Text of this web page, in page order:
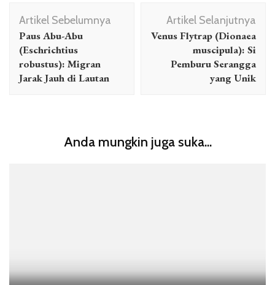
Navigasi
Artikel
Artikel Sebelumnya
Paus Abu-Abu
(Eschrichtius
robustus): Migran
Jarak Jauh di Lautan
Artikel Selanjutnya
Venus Flytrap (Dionaea
muscipula): Si
Pemburu Serangga
yang Unik
Anda mungkin juga suka...